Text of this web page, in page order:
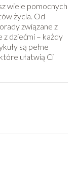
wiele pomocnych
życia. Od
związane z
z dziećmi – każdy
są pełne
ułatwią Ci